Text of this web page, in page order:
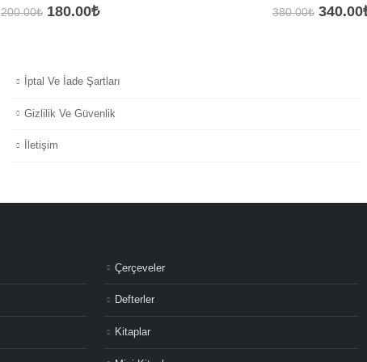
200.00₺ Orijinal
180.00₺Şu
380.00₺ Orijinal
340.00
İptal Ve İade Şartları
Gizlilik Ve Güvenlik
İletişim
Çerçeveler
Defterler
Kitaplar